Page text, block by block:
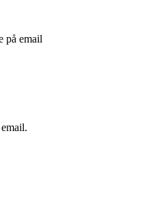
på email